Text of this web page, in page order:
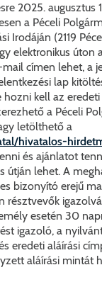
2025. augusztus
a Péceli
Irodáján (2119
elektronikus úton
címen lehet, a
lap
hozni kell az
a Péceli
letölthető a
hivatalos-
és ajánlatot
útján lehet. A
bizonyító erejű
résztvevők
esetén 30
igazoló, a
eredeti aláírási
aláírási mintát